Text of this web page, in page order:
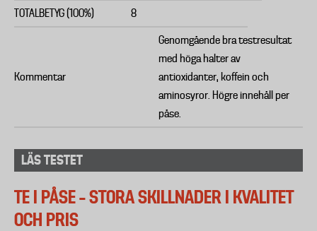
TOTALBETYG (100%) 8
Kommentar
Genomgående bra testresultat
med höga halter av
antioxidanter, koffein och
aminosyror. Högre innehåll per
påse.
LÄS TESTET
TE I PÅSE – STORA SKILLNADER I KVALITET
OCH PRIS